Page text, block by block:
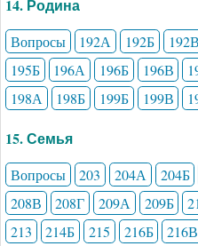
14. Родина
Вопросы 192А 192Б 192В
195Б
196А 196Б 196В
198А
198Б 199Б 199В
15. Семья
Вопросы 203 204А 204Б
208В
208Г 209А 209Б
213
214Б 215 216Б 216В